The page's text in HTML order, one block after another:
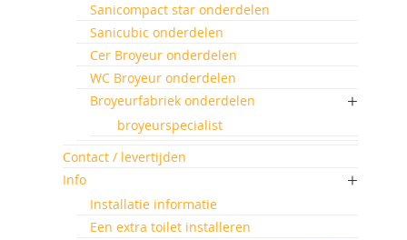
Sanicompact star onderdelen
Sanicubic onderdelen
Cer Broyeur onderdelen
WC Broyeur onderdelen
Broyeurfabriek onderdelen
broyeurspecialist
Contact / levertijden
Info
Installatie informatie
Een extra toilet installeren